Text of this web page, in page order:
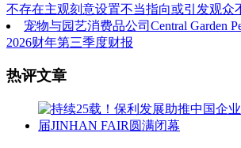
不存在主观刻意设置不当指向或引发观众
宠物与园艺消费品公司Central Garden
2026财年第三季度财报
热评文章